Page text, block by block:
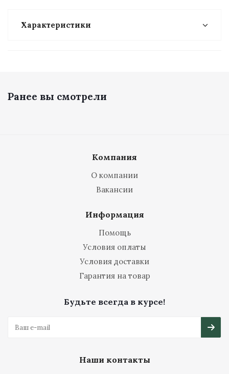
Характеристики
Ранее вы смотрели
Компания
О компании
Вакансии
Информация
Помощь
Условия оплаты
Условия доставки
Гарантия на товар
Будьте всегда в курсе!
Наши контакты